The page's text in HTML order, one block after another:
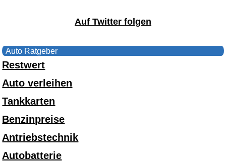
Auf Twitter folgen
Auto Ratgeber
Restwert
Auto verleihen
Tankkarten
Benzinpreise
Antriebstechnik
Autobatterie